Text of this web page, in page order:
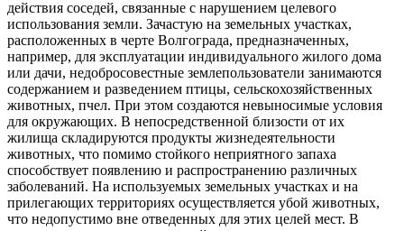
действия соседей, связанные с нарушением целевого
использования земли. Зачастую на земельных участках,
расположенных в черте Волгограда, предназначенных,
например, для эксплуатации индивидуального жилого дома
или дачи, недобросовестные землепользователи занимаются
содержанием и разведением птицы, сельскохозяйственных
животных, пчел. При этом создаются невыносимые условия
для окружающих. В непосредственной близости от их
жилища складируются продукты жизнедеятельности
животных, что помимо стойкого неприятного запаха
способствует появлению и распространению различных
заболеваний. На используемых земельных участках и на
прилегающих территориях осуществляется убой животных,
что недопустимо вне отведенных для этих целей мест. В